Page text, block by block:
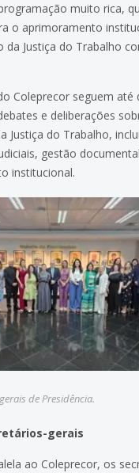
muito rica,
o aprimoramento
da Justiça do Trabalho
Coleprecor seguem até
e deliberações
Justiça do Trabalho,
gestão
institucional.
de Presidência.
gerais
ao Coleprecor, os